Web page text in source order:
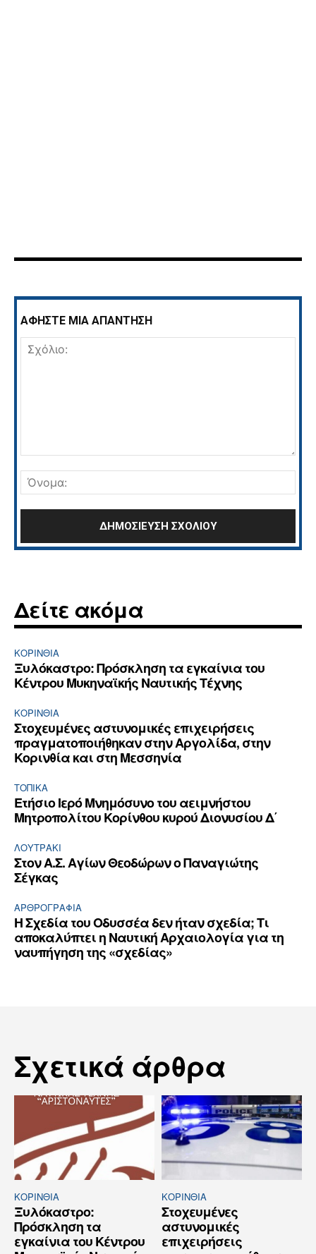
ΑΦΗΣΤΕ ΜΙΑ ΑΠΑΝΤΗΣΗ
Δείτε ακόμα
ΚΟΡΙΝΘΊΑ
Ξυλόκαστρο: Πρόσκληση τα εγκαίνια του
Κέντρου Μυκηναϊκής Ναυτικής Τέχνης
ΚΟΡΙΝΘΊΑ
Στοχευμένες αστυνομικές επιχειρήσεις
πραγματοποιήθηκαν στην Αργολίδα, στην
Κορινθία και στη Μεσσηνία
ΤΟΠΙΚΑ
Ετήσιο Ιερό Μνημόσυνο του αειμνήστου
Μητροπολίτου Κορίνθου κυρού Διονυσίου Δ΄
ΛΟΥΤΡΆΚΙ
Στον Α.Σ. Αγίων Θεοδώρων ο Παναγιώτης
Σέγκας
ΑΡΘPΟΓΡΑΦΙΑ
Η Σχεδία του Οδυσσέα δεν ήταν σχεδία; Τι
αποκαλύπτει η Ναυτική Αρχαιολογία για τη
ναυπήγηση της «σχεδίας»
Σχετικά άρθρα
ΚΟΡΙΝΘΊΑ
Ξυλόκαστρο:
Πρόσκληση τα
εγκαίνια του Κέντρου
ΚΟΡΙΝΘΊΑ
Στοχευμένες
αστυνομικές
επιχειρήσεις